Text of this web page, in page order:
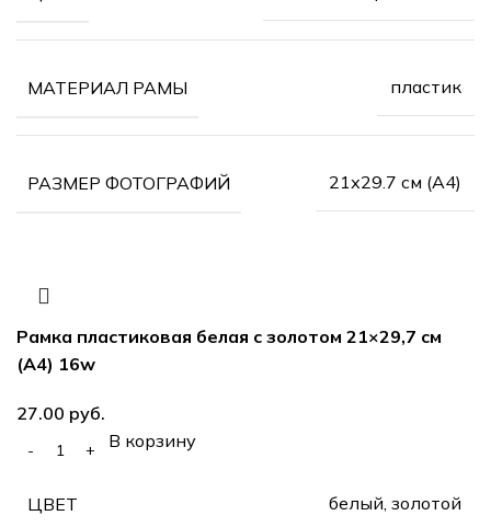
МАТЕРИАЛ РАМЫ пластик
РАЗМЕР ФОТОГРАФИЙ 21х29.7 см (А4)
Рамка пластиковая белая с золотом 21×29,7 см
(А4) 16w
руб.
В корзину
ЦВЕТ белый, золотой